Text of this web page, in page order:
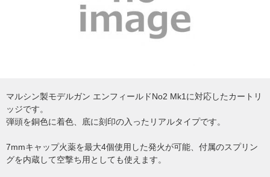
マルシン製モデルガン エンフィールドNo2 Mk1に対応したカートリ
ッジです。
弾頭を銅色に着色、底に刻印の入ったリアルタイプです。
7mmキャップ火薬を最大4個使用した発火が可能、付属のスプリン
グを内蔵して空撃ち用としても使えます。